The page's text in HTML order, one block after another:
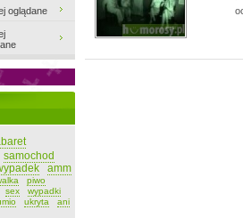
oglądane
samochod
amm
piwo
sex
wypadki
ukryta
ani